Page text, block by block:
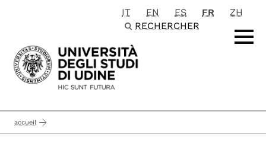
Passa al contenuto principale
IT EN ES FR
ZH
RECHERCHER
accueil